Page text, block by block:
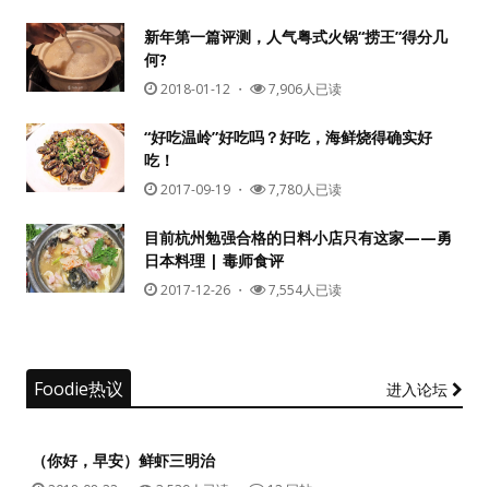
密码
记住我的登录状态
没帐号？注册一个
新年第一篇评测，人气粤式火锅“捞王”得分几
何?
2018-01-12 ・ 7,906人已读
“好吃温岭”好吃吗？好吃，海鲜烧得确实好
吃！
2017-09-19 ・ 7,780人已读
目前杭州勉强合格的日料小店只有这家——勇
日本料理 | 毒师食评
2017-12-26 ・ 7,554人已读
Foodie热议 进入论坛
（你好，早安）鲜虾三明治